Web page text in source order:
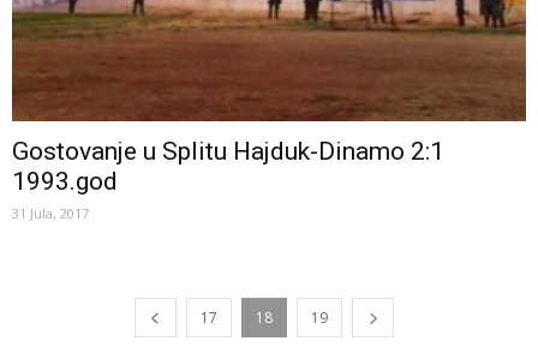
Gostovanje u Splitu Hajduk-Dinamo 2:1
1993.god
31 Jula, 2017
17 18 19